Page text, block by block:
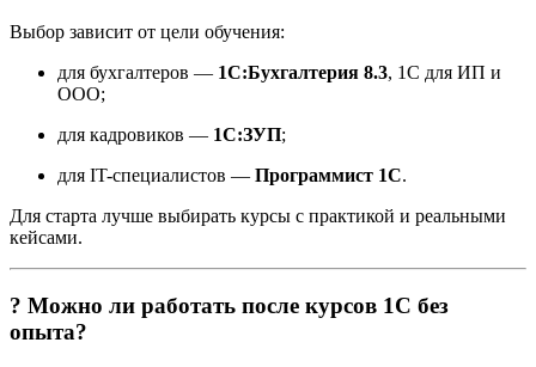
Выбор зависит от цели обучения:
для бухгалтеров — 1С:Бухгалтерия 8.3, 1С для ИП и
ООО;
для кадровиков — 1С:ЗУП;
для IT-специалистов — Программист 1С.
Для старта лучше выбирать курсы с практикой и реальными
кейсами.
? Можно ли работать после курсов 1С без
опыта?